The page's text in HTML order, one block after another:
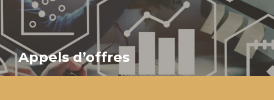
Appels d’offres